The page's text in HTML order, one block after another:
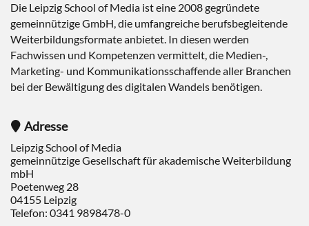
Die Leipzig School of Media ist eine 2008 gegründete
gemeinnützige GmbH, die umfangreiche berufsbegleitende
Weiterbildungsformate anbietet. In diesen werden
Fachwissen und Kompetenzen vermittelt, die Medien-,
Marketing- und Kommunikationsschaffende aller Branchen
bei der Bewältigung des digitalen Wandels benötigen.
Adresse
Leipzig School of Media
gemeinnützige Gesellschaft für akademische Weiterbildung
mbH
Poetenweg 28
04155 Leipzig
Telefon: 0341 9898478-0